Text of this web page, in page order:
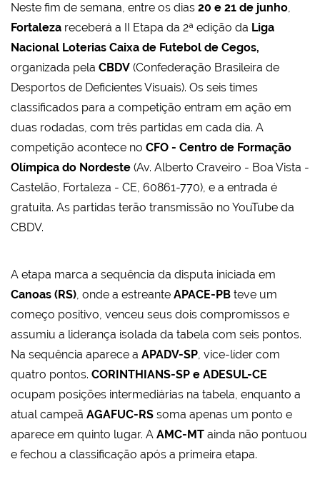
Neste fim de semana, entre os dias 20 e 21 de junho,
Fortaleza receberá a II Etapa da 2ª edição da Liga
Nacional Loterias Caixa de Futebol de Cegos,
organizada pela CBDV (Confederação Brasileira de
Desportos de Deficientes Visuais). Os seis times
classificados para a competição entram em ação em
duas rodadas, com três partidas em cada dia. A
competição acontece no CFO - Centro de Formação
Olímpica do Nordeste (Av. Alberto Craveiro - Boa Vista -
Castelão, Fortaleza - CE, 60861-770), e a entrada é
gratuita. As partidas terão transmissão no YouTube da
CBDV.
A etapa marca a sequência da disputa iniciada em
Canoas (RS), onde a estreante APACE-PB teve um
começo positivo, venceu seus dois compromissos e
assumiu a liderança isolada da tabela com seis pontos.
Na sequência aparece a APADV-SP, vice-líder com
quatro pontos. CORINTHIANS-SP e ADESUL-CE
ocupam posições intermediárias na tabela, enquanto a
atual campeã AGAFUC-RS soma apenas um ponto e
aparece em quinto lugar. A AMC-MT ainda não pontuou
e fechou a classificação após a primeira etapa.